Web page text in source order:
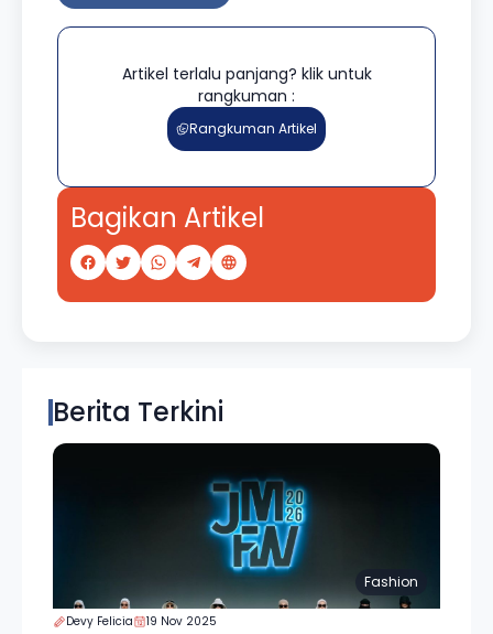
Artikel terlalu panjang? klik untuk
rangkuman :
Rangkuman Artikel
Bagikan Artikel
Berita Terkini
Fashion
Devy Felicia 19 Nov 2025